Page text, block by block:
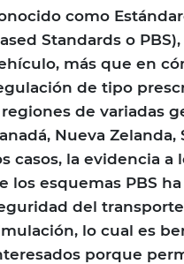
como
Standards o
más que en
de tipo
de variadas
Nueva
casos, la evidencia
los esquemas PBS
del
lo cual es
porque